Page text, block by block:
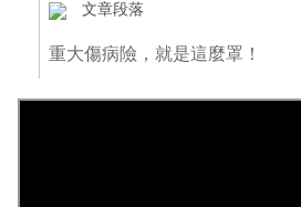
文章段落
重大傷病險，就是這麼罩！